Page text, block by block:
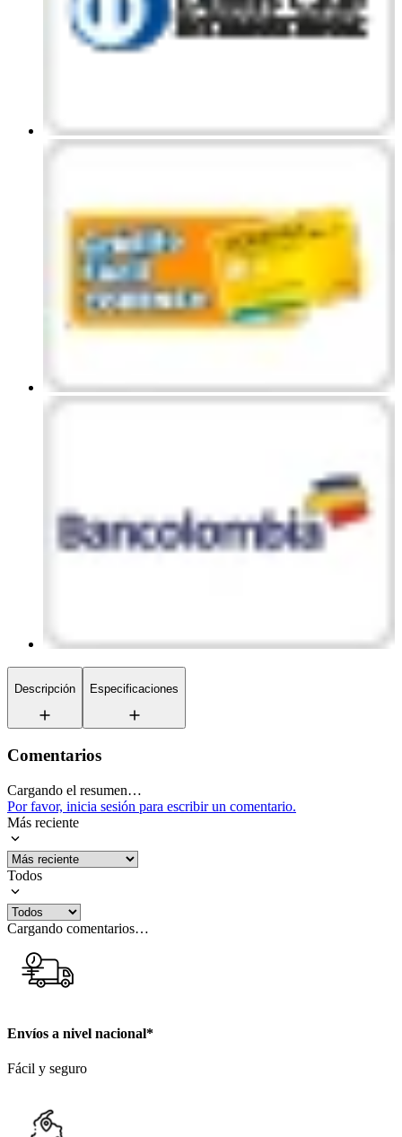
Descripción Especificaciones
Comentarios
Cargando el resumen…
Por favor, inicia sesión para escribir un comentario.
Más reciente
Todos
Cargando comentarios…
Envíos a nivel nacional*
Fácil y seguro